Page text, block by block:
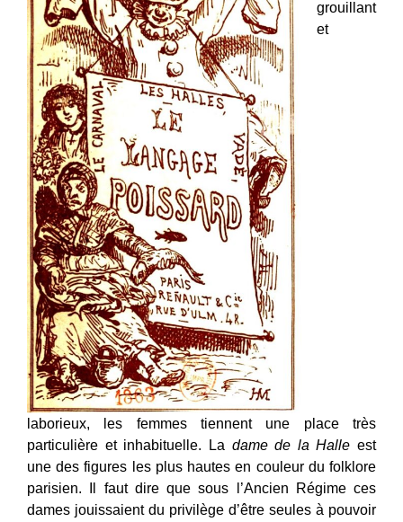
grouillant
et
laborieux, les femmes tiennent une place très
particulière et inhabituelle. La dame de la Halle est
une des figures les plus hautes en couleur du folklore
parisien. Il faut dire que sous l’Ancien Régime ces
dames jouissaient du privilège d’être seules à pouvoir